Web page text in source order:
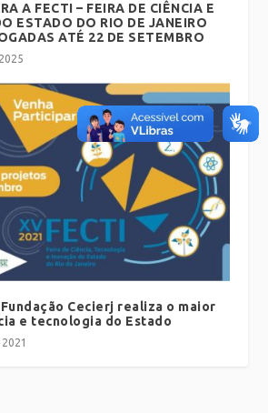
A FECTI – FEIRA DE CIÊNCIA E
ESTADO DO RIO DE JANEIRO
ATÉ 22 DE SETEMBRO
Fundação Cecierj realiza o maior
e tecnologia do Estado